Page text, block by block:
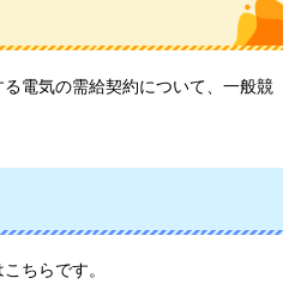
電気の需給契約について、一般競
ちらです。